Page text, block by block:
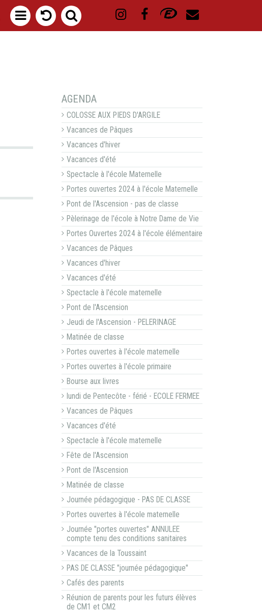

NAVIGATION
AGENDA
COLOSSE AUX PIEDS D'ARGILE
Vacances de Pâques
Vacances d'hiver
Vacances d'été
Spectacle à l'école Maternelle
Portes ouvertes 2024 à l'école Maternelle
Pont de l'Ascension - pas de classe
Pèlerinage de l'école à Notre Dame de Vie
Portes Ouvertes 2024 à l'école élémentaire
Vacances de Pâques
Vacances d'hiver
Vacances d'été
Spectacle à l'école maternelle
Pont de l'Ascension
Jeudi de l'Ascension - PELERINAGE
Matinée de classe
Portes ouvertes à l'école maternelle
Portes ouvertes à l'école primaire
Bourse aux livres
lundi de Pentecôte - férié - ECOLE FERMEE
Vacances de Pâques
Vacances d'été
Spectacle à l'école maternelle
Fête de l'Ascension
Pont de l'Ascension
Matinée de classe
Journée pédagogique - PAS DE CLASSE
Portes ouvertes à l'école maternelle
Journée "portes ouvertes" ANNULEE
compte tenu des conditions sanitaires
Vacances de la Toussaint
PAS DE CLASSE "journée pédagogique"
Cafés des parents
Réunion de parents pour les futurs élèves
de CM1 et CM2